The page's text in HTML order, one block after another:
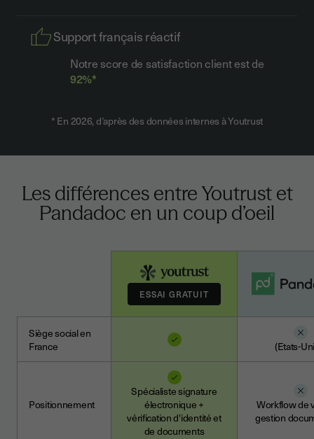
Support français réactif
Notre score de satisfaction client est de
92%*
* En 2026, d’après des données internes à Youtrust
Les différences entre Youtrust et
Pandadoc en un coup d’oeil
Siège social en
France
(Etats-
Positionnement
Spécialiste signature
électronique +
vérification d'identité et
de documents
Workflow de
gestion